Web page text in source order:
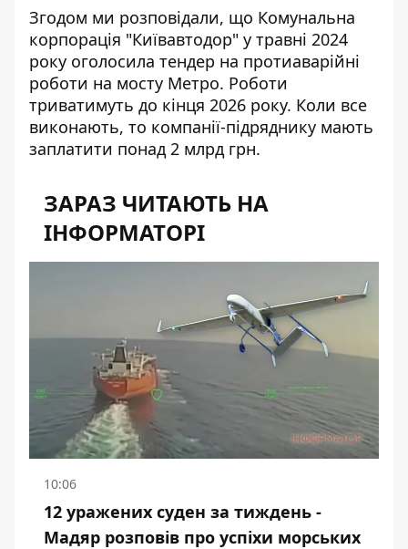
Згодом ми розповідали, що Комунальна
корпорація "Київавтодор" у травні 2024
року оголосила тендер на протиаварійні
роботи на мосту Метро. Роботи
триватимуть до кінця 2026 року. Коли все
виконають, то компанії-підряднику мають
заплатити понад 2 млрд грн.
ЗАРАЗ ЧИТАЮТЬ НА
ІНФОРМАТОРІ
10:06
12 уражених суден за тиждень -
Мадяр розповів про успіхи морських